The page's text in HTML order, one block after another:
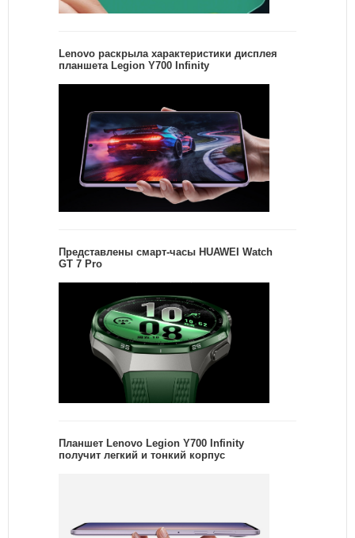
Lenovo раскрыла характеристики дисплея
планшета Legion Y700 Infinity
Представлены смарт-часы HUAWEI Watch
GT 7 Pro
Планшет Lenovo Legion Y700 Infinity
получит легкий и тонкий корпус